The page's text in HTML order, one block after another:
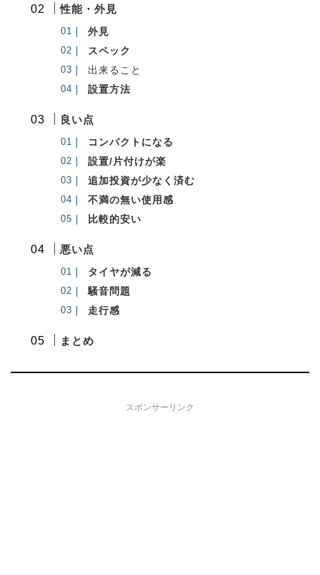
性能・外見
外見
スペック
出来ること
設置方法
良い点
コンパクトになる
設置/片付けが楽
追加投資が少なく済む
不満の無い使用感
比較的安い
悪い点
タイヤが減る
騒音問題
走行感
まとめ
スポンサーリンク